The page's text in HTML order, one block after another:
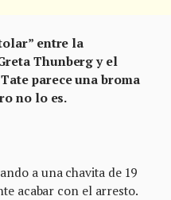
entre la
Thunberg y el
parece una broma
no lo es.
a una chavita de 19
acabar con el arresto.